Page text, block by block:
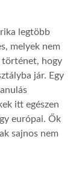
legtöbb
melyek nem
történet, hogy
jár. Egy
itt egészen
európai. Ők
sajnos nem